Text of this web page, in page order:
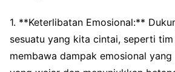
1. **Keterlibatan Emosional:**
sesuatu yang kita cintai, seperti
membawa dampak emosional